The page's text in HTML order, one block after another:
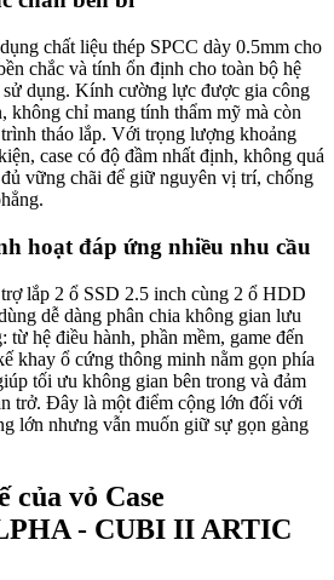
chất liệu thép SPCC dày 0.5mm cho
chắc và tính ổn định cho toàn bộ hệ
dụng. Kính cường lực được gia công
không chỉ mang tính thẩm mỹ mà còn
tháo lắp. Với trọng lượng khoảng
case có độ đầm nhất định, không quá
vững chãi để giữ nguyên vị trí, chống
hoạt đáp ứng nhiều nhu cầu
lắp 2 ổ SSD 2.5 inch cùng 2 ổ HDD
dễ dàng phân chia không gian lưu
từ hệ điều hành, phần mềm, game đến
khay ổ cứng thông minh nằm gọn phía
tối ưu không gian bên trong và đảm
trở. Đây là một điểm cộng lớn đối với
lớn nhưng vẫn muốn giữ sự gọn gàng
của vỏ Case
- CUBI II ARTIC